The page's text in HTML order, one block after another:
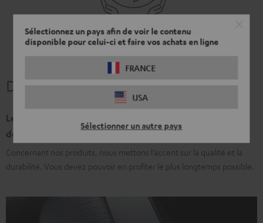
Sélectionnez un pays afin de voir le contenu
disponible pour celui-ci et faire vos achats en ligne
FRANCE
USA
Sélectionner un autre pays
Des amis pour la vie.
Les produits Teufel doivent assurer le meilleur son,
demain et après-demain.
Concernant nos produits, nous mettons l’accent sur la qualité et la
durabilité. Vous devez pouvoir en profiter le plus longtemps possible.